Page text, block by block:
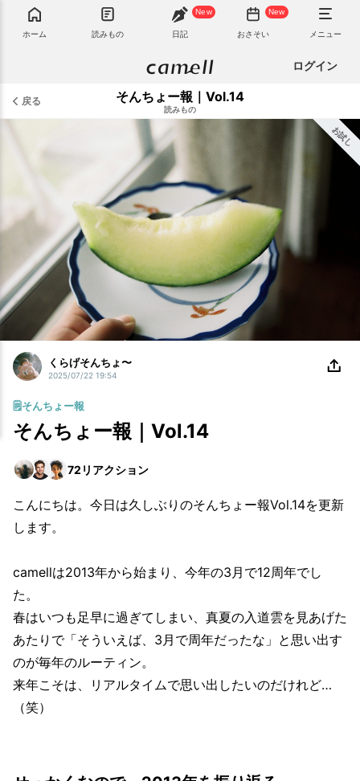
ホーム 読みもの
New
日記
New
おさそい メニュー
ログイン
戻る そんちょー報｜Vol.14
読みもの
お試し
くらげそんちょ〜
2025/07/22 19:54
🗒️そんちょー報
そんちょー報｜Vol.14
72 リアクション
こんにちは。今日は久しぶりのそんちょー報Vol.14を更新
します。
camellは2013年から始まり、今年の3月で12周年でし
た。
春はいつも足早に過ぎてしまい、真夏の入道雲を見あげた
あたりで「そういえば、3月で周年だったな」と思い出す
のが毎年のルーティン。
来年こそは、リアルタイムで思い出したいのだけれど…
（笑）